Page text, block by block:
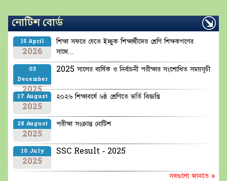
নোটিশ বোর্ড
15 April
2026
শিক্ষা সফরে যেতে ইচ্ছুক শিক্ষার্থীদের শ্রেণি শিক্ষকগণের
সাথে...
03
December
2025
2025 সালের বার্ষিক ও নির্বাচনী পরীক্ষার সংশোধিত সময়সূচী
17 August
2025
২০২৬ শিক্ষাবর্ষে ৬ষ্ঠ শ্রেণিতে ভর্তি বিজ্ঞপ্তি
28 August
2025
পরীক্ষা সংক্রান্ত নোটিশ
10 July
2025
SSC Result - 2025
সবগুলো জানতে »